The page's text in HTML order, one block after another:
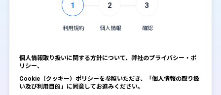
1
利用規約
2
個人情報
3
確認
個人情報取り扱いに関する方針について、弊社のプライバシー・ポ
リシー、
Cookie（クッキー）ポリシーを参照いただき、「個人情報の取り扱
い及び利用目的」に同意してお進みください。